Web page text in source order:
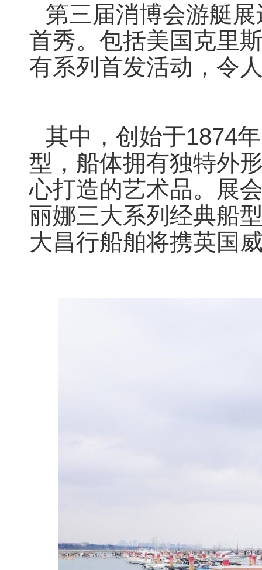
第三届消博会游艇
首秀。包括美国克里
有系列首发活动，令
其中，创始于1874
型，船体拥有独特外
心打造的艺术品。展
丽娜三大系列经典船
大昌行船舶将携英国